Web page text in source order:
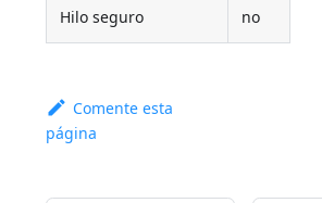
Hilo seguro no
Comente esta
página